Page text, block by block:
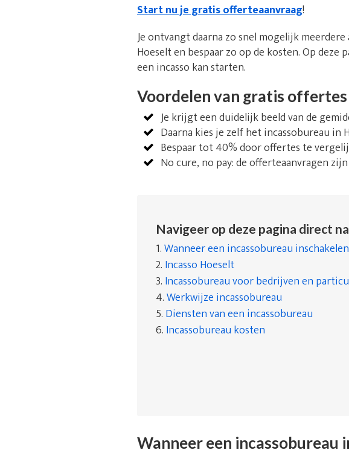
Start nu je gratis offerteaanvraag!
Je ontvangt daarna zo snel mogelijk
Hoeselt en bespaar zo op de kosten. Op deze
een incasso kan starten.
Voordelen van gratis
Je krijgt een duidelijk beeld van de
Daarna kies je zelf het incassobureau in
Bespaar tot 40% door offertes te
No cure, no pay: de offerteaanvragen
Navigeer op deze pagina direct
1.Wanneer een incassobureau
2. Incasso Hoeselt
3. Incassobureau voor bedrijven en
4.Werkwijze incassobureau
5. Diensten van een incassobureau
6. Incassobureau kosten
Wanneer een incassobureau